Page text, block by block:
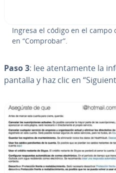
Ingresa el código en el
en “Comprobar”.
Paso 3: lee ate­n­ta­me­n­te la
pantalla y haz clic en